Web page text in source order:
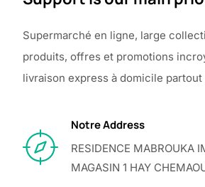
Supermarché en ligne, large
produits, offres et promotions
livraison express à domicile partout
Notre Address
RESIDENCE MABROUKA
MAGASIN 1 HAY